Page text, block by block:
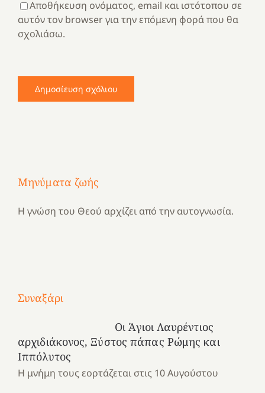
Αποθήκευση ονόματος, email και ιστότοπου σε
αυτόν τον browser για την επόμενη φορά που θα
σχολιάσω.
Μηνύματα ζωής
Η γνώση του Θεού αρχίζει από την αυτογνωσία.
Συναξάρι
Οι Άγιοι Λαυρέντιος
αρχιδιάκονος, Ξύστος πάπας Ρώμης και
Ιππόλυτος
Η μνήμη τους εορτάζεται στις 10 Αυγούστου
αναμνήσεων…
ένα
καλοκαίρι
τραγούδι
στο
Νοσοκομείο
“Ερυθρός
από
το
Ελληνικό